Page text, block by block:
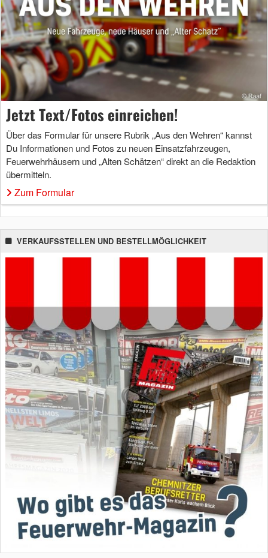
Jetzt Text/Fotos einreichen!
Über das Formular für unsere Rubrik „Aus den Wehren“ kannst
Du Informationen und Fotos zu neuen Einsatzfahrzeugen,
Feuerwehrhäusern und „Alten Schätzen“ direkt an die Redaktion
übermitteln.
Zum Formular
VERKAUFSSTELLEN UND BESTELLMÖGLICHKEIT